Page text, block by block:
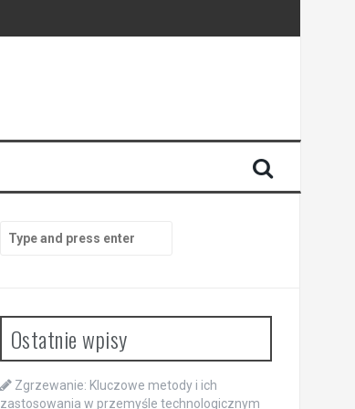
for:
Ostatnie wpisy
Zgrzewanie: Kluczowe metody i ich
zastosowania w przemyśle technologicznym